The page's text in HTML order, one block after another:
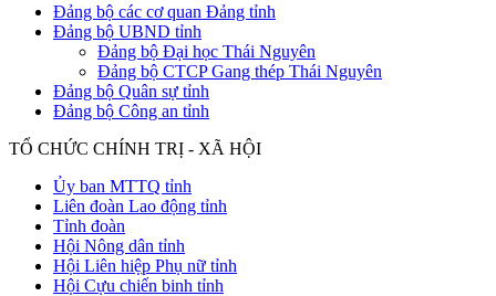
Đảng bộ các cơ quan Đảng tỉnh
Đảng bộ UBND tỉnh
Đảng bộ Đại học Thái Nguyên
Đảng bộ CTCP Gang thép Thái Nguyên
Đảng bộ Quân sự tỉnh
Đảng bộ Công an tỉnh
TỔ CHỨC CHÍNH TRỊ - XÃ HỘI
Ủy ban MTTQ tỉnh
Liên đoàn Lao động tỉnh
Tỉnh đoàn
Hội Nông dân tỉnh
Hội Liên hiệp Phụ nữ tỉnh
Hội Cựu chiến binh tỉnh